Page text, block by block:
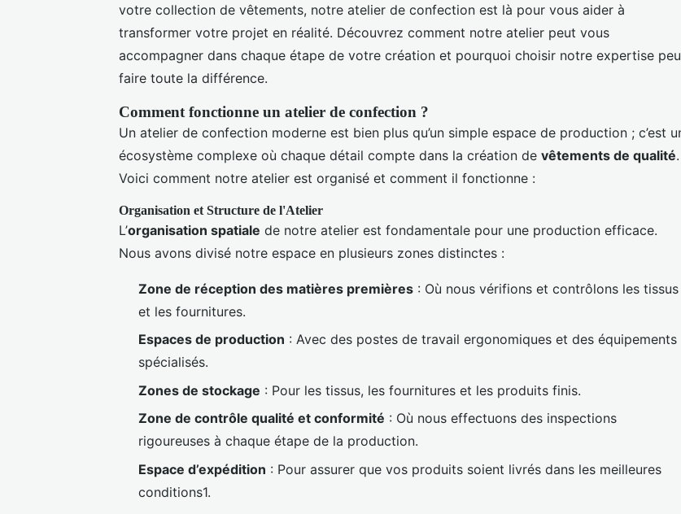
votre collection de vêtements, notre atelier de confection est là pour vous aider à
transformer votre projet en réalité. Découvrez comment notre atelier peut vous
accompagner dans chaque étape de votre création et pourquoi choisir notre expertise
faire toute la différence.
Comment fonctionne un atelier de confection ?
Un atelier de confection moderne est bien plus qu’un simple espace de production ; c’est
écosystème complexe où chaque détail compte dans la création de vêtements de qualité.
Voici comment notre atelier est organisé et comment il fonctionne :
Organisation et Structure de l'Atelier
L’organisation spatiale de notre atelier est fondamentale pour une production efficace.
Nous avons divisé notre espace en plusieurs zones distinctes :
Zone de réception des matières premières : Où nous vérifions et contrôlons les tissus
et les fournitures.
Espaces de production : Avec des postes de travail ergonomiques et des équipements
spécialisés.
Zones de stockage : Pour les tissus, les fournitures et les produits finis.
Zone de contrôle qualité et conformité : Où nous effectuons des inspections
rigoureuses à chaque étape de la production.
Espace d’expédition : Pour assurer que vos produits soient livrés dans les meilleures
conditions1.